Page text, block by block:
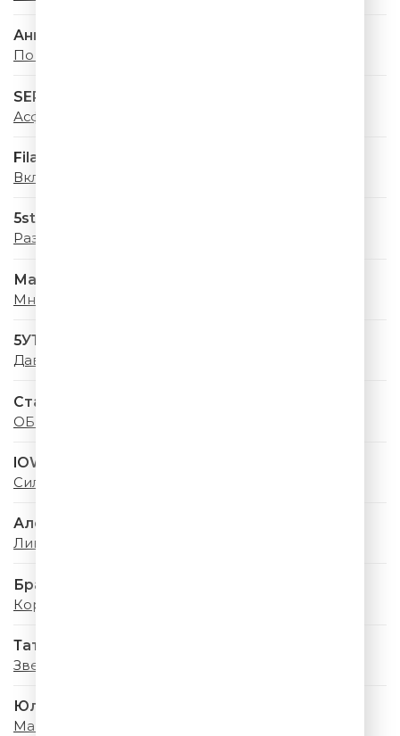
Анна Немченко
По городам
SERYABKINA
Асфальт
Filatov & Karas
Включи Музыку
5sta Family
Раз, два
Мари Краймбрери
Мне Так Повезло
5УТРА
Давай купим
Стас Михайлов & Люся Чеботина
ОБНИМАЙ
IOWA & Минаева
Сильная
Александр Маршал
Ливень
Браво
Король Оранжевое Лето
Татьяна Овсиенко
Звездное Лето
Юлия Савичева
Майский Дождь